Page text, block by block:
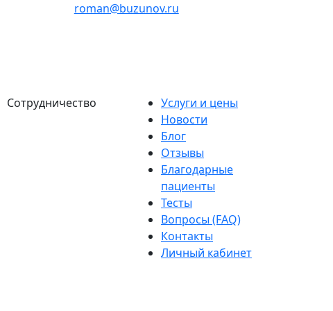
roman@buzunov.ru
Сотрудничество
Услуги и цены
Новости
Блог
Отзывы
Благодарные
пациенты
Тесты
Вопросы (FAQ)
Контакты
Личный кабинет